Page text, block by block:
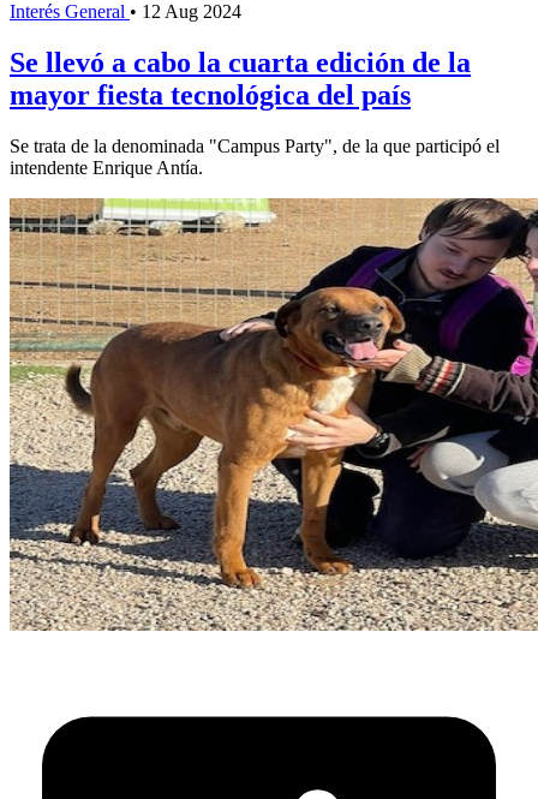
Interés General • 12 Aug 2024
Se llevó a cabo la cuarta edición de la
mayor fiesta tecnológica del país
Se trata de la denominada "Campus Party", de la que participó el
intendente Enrique Antía.